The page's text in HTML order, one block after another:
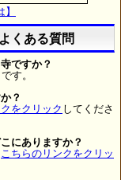
くある質問
ですか？
す。
？
をクリック してくださ
にありますか？
こちらのリンクをクリッ